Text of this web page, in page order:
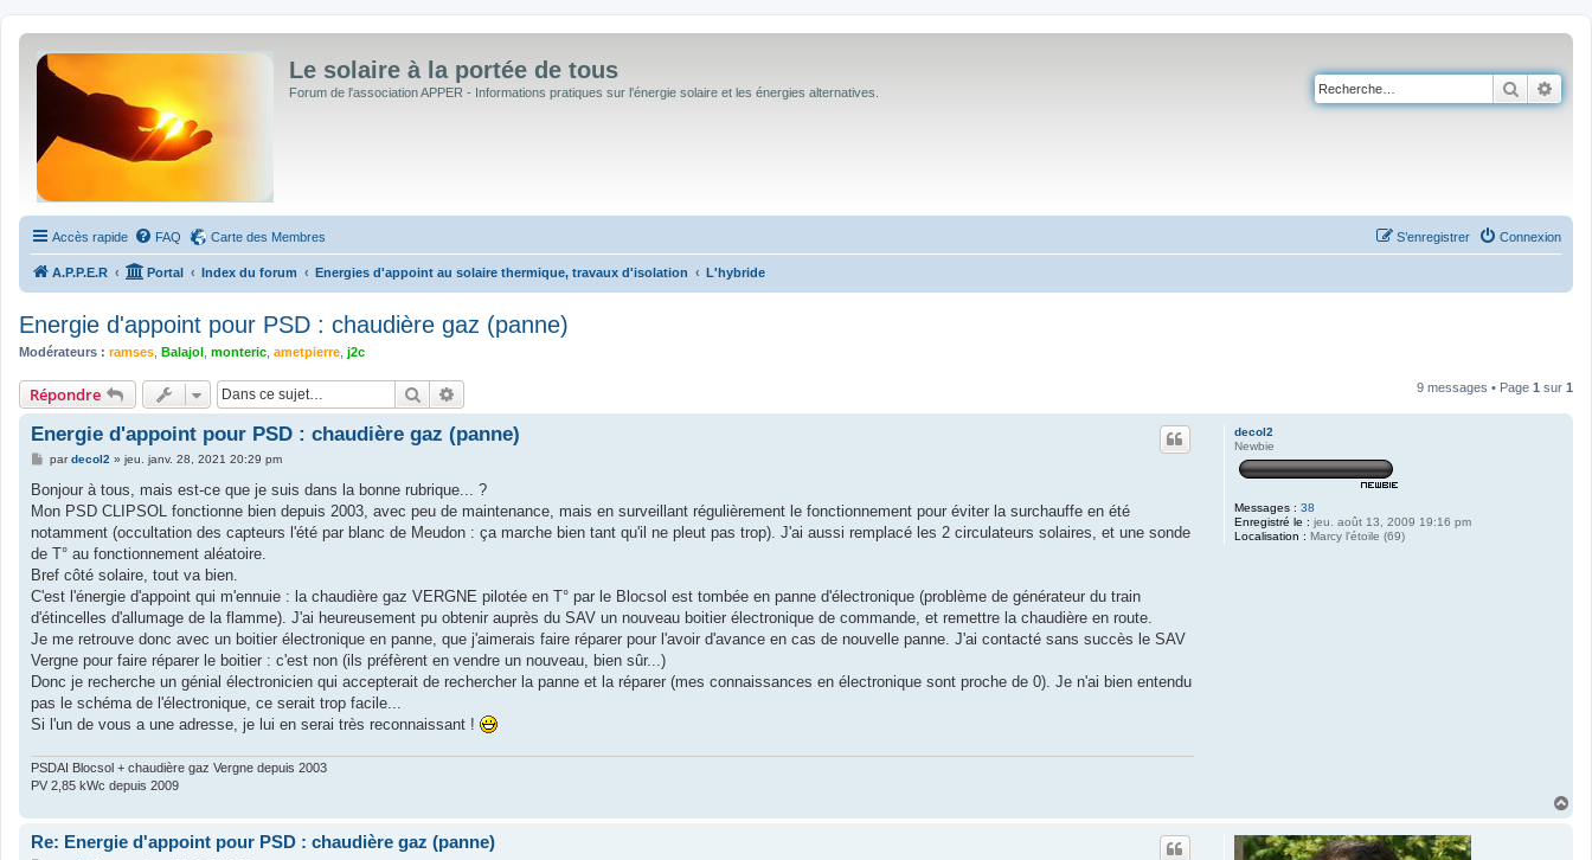
Le solaire à la portée de tous
Forum de l'association APPER - Informations pratiques sur l'énergie solaire et les énergies alternatives.
Accès rapide FAQ Carte des Membres Connexion
S’enregistrer
A.P.P.E.R Portal Index du forum Energies d'appoint au solaire thermique, travaux d'isolation L'hybride
Energie d'appoint pour PSD : chaudière gaz (panne)
Modérateurs : ramses Balajol monteric ametpierre j2c
Répondre Rechercher 9 messages • Page 1 sur 1
decol2
Newbie
Messages : 38
Enregistré le : jeu. août 13, 2009 19:16 pm
Localisation : Marcy l'étoile (69)
Energie d'appoint pour PSD : chaudière gaz (panne)
M
s
a
g
pardecol2 » jeu. janv. 28, 2021 20:29 pm
Bonjour à tous, mais est-ce que je suis dans la bonne rubrique... ?
Mon PSD CLIPSOL fonctionne bien depuis 2003, avec peu de maintenance, mais en surveillant régulièrement le fonctionnement pour éviter la surchauffe en été
notamment (occultation des capteurs l'été par blanc de Meudon : ça marche bien tant qu'il ne pleut pas trop). J'ai aussi remplacé les 2 circulateurs solaires, et une sonde
de T° au fonctionnement aléatoire.
Bref côté solaire, tout va bien.
C'est l'énergie d'appoint qui m'ennuie : la chaudière gaz VERGNE pilotée en T° par le Blocsol est tombée en panne d'électronique (problème de générateur du train
d'étincelles d'allumage de la flamme). J'ai heureusement pu obtenir auprès du SAV un nouveau boitier électronique de commande, et remettre la chaudière en route.
Je me retrouve donc avec un boitier électronique en panne, que j'aimerais faire réparer pour l'avoir d'avance en cas de nouvelle panne. J'ai contacté sans succès le SAV
Vergne pour faire réparer le boitier : c'est non (ils préfèrent en vendre un nouveau, bien sûr...)
Donc je recherche un génial électronicien qui accepterait de rechercher la panne et la réparer (mes connaissances en électronique sont proche de 0). Je n'ai bien entendu
pas le schéma de l'électronique, ce serait trop facile...
Si l'un de vous a une adresse, je lui en serai très reconnaissant !
PSDAI Blocsol + chaudière gaz Vergne depuis 2003
PV 2,85 kWc depuis 2009
Re: Energie d'appoint pour PSD : chaudière gaz (panne)